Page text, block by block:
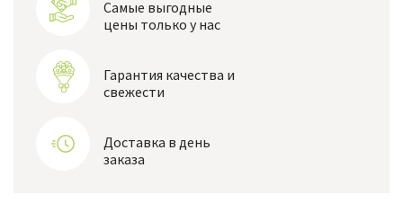
Самые выгодные
цены только у нас
Гарантия качества и
свежести
Доставка в день
заказа